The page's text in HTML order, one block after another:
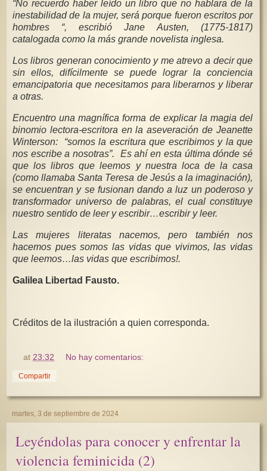
“No recuerdo haber leído un libro que no hablara de la
inestabilidad de la mujer, será porque fueron escritos por
hombres “, escribió Jane Austen, (1775-1817)
catalogada como la más grande novelista inglesa.
Los libros generan conocimiento y me atrevo a decir que
sin ellos, difícilmente se puede lograr la conciencia
emancipatoria que necesitamos para liberarnos y liberar
a otras.
Encuentro una magnífica forma de explicar la magia del
binomio lectora-escritora en la aseveración de Jeanette
Winterson: “somos la escritura que escribimos y la que
nos escribe a nosotras”. Es ahí en esta última dónde sé
que los libros que leemos y nuestra loca de la casa
(como llamaba Santa Teresa de Jesús a la imaginación),
se encuentran y se fusionan dando a luz un poderoso y
transformador universo de palabras, el cual constituye
nuestro sentido de leer y escribir…escribir y leer.
Las mujeres literatas nacemos, pero también nos
hacemos pues somos las vidas que vivimos, las vidas
que leemos…las vidas que escribimos!.
Galilea Libertad Fausto.
Créditos de la ilustración a quien corresponda.
at 23:32 No hay comentarios:
Compartir
martes, 3 de septiembre de 2024
Leyéndolas para conocer y enfrentar la
violencia feminicida (2)